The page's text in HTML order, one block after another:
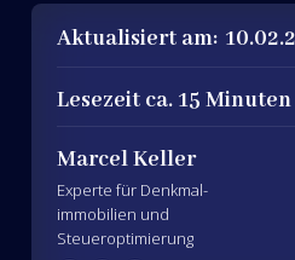
Aktualisiert am:
Lesezeit ca. 15 Minuten
Marcel Keller
Experte für Denkmal-
immobilien und
Steueroptimierung